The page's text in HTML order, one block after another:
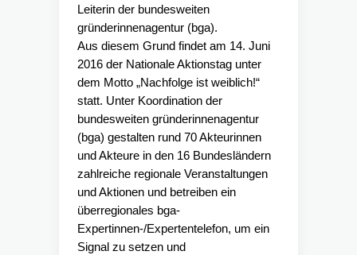
Leiterin der bundesweiten
gründerinnenagentur (bga).
Aus diesem Grund findet am 14. Juni
2016 der Nationale Aktionstag unter
dem Motto „Nachfolge ist weiblich!“
statt. Unter Koordination der
bundesweiten gründerinnenagentur
(bga) gestalten rund 70 Akteurinnen
und Akteure in den 16 Bundesländern
zahlreiche regionale Veranstaltungen
und Aktionen und betreiben ein
überregionales bga-
Expertinnen-/Expertentelefon, um ein
Signal zu setzen und